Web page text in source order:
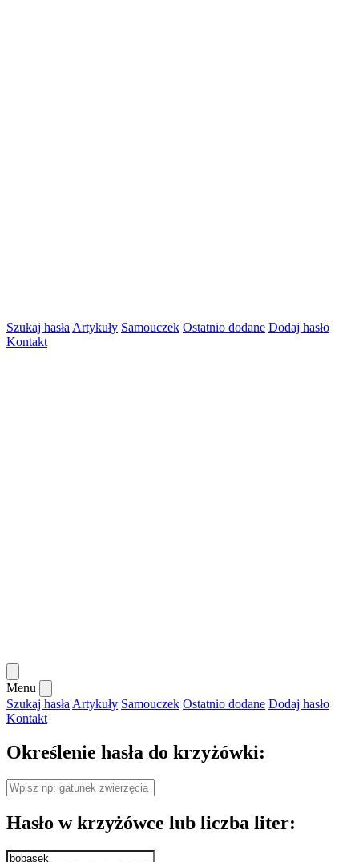
Szukaj hasła Artykuły Samouczek Ostatnio dodane Dodaj hasło
Kontakt
Menu
Szukaj hasła Artykuły Samouczek Ostatnio dodane Dodaj hasło
Kontakt
Określenie hasła do krzyżówki:
Hasło w krzyżówce lub liczba liter: